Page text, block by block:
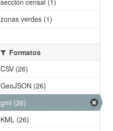
sección censal (1)
zonas verdes (1)
Formatos
CSV (26)
GeoJSON (26)
gml (26)
KML (26)